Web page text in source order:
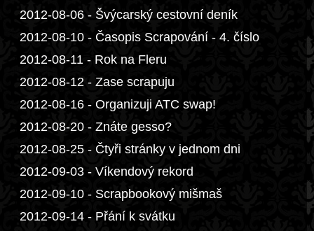
2012-08-06 - Švýcarský cestovní deník
2012-08-10 - Časopis Scrapování - 4. číslo
2012-08-11 - Rok na Fleru
2012-08-12 - Zase scrapuju
2012-08-16 - Organizuji ATC swap!
2012-08-20 - Znáte gesso?
2012-08-25 - Čtyři stránky v jednom dni
2012-09-03 - Víkendový rekord
2012-09-10 - Scrapbookový mišmaš
2012-09-14 - Přání k svátku